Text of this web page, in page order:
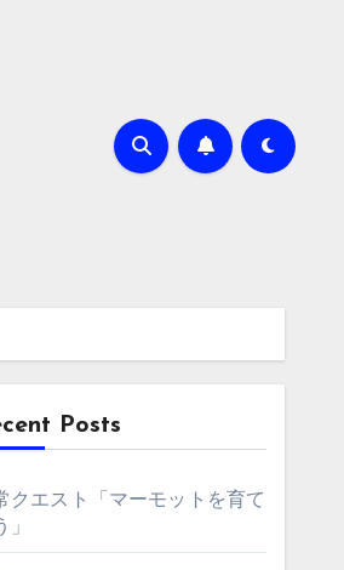
Posts
クエスト「マーモットを育て
」